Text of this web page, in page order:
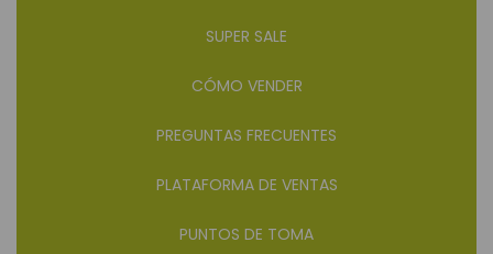
SUPER SALE
CÓMO VENDER
PREGUNTAS FRECUENTES
PLATAFORMA DE VENTAS
PUNTOS DE TOMA